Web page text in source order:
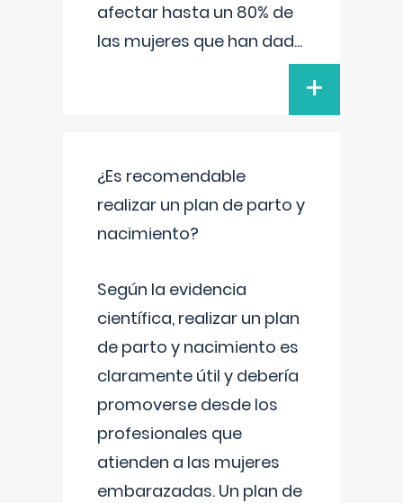
afectar hasta un 80% de
las mujeres que han dad...
+
¿Es recomendable
realizar un plan de parto y
nacimiento?
Según la evidencia
científica, realizar un plan
de parto y nacimiento es
claramente útil y debería
promoverse desde los
profesionales que
atienden a las mujeres
embarazadas. Un plan de